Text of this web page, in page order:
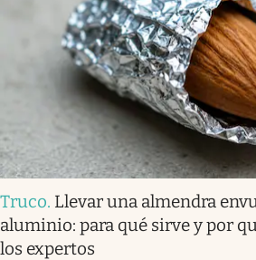
Truco. Llevar una almendra
aluminio: para qué sirve y por
los expertos